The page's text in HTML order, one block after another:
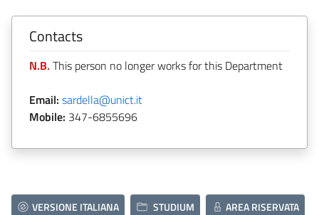
Contacts
N.B. This person no longer works for this Department
Email: sardella@unict.it
Mobile: 347-6855696
VERSIONE ITALIANA STUDIUM AREA RISERVATA